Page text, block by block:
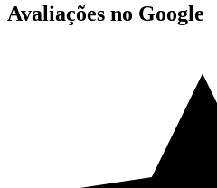
Avaliações no Google